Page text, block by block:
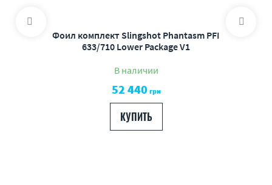
Фоил комплект Slingshot Phantasm PFI
633/710 Lower Package V1
В наличии
52 440грн
КУПИТЬ